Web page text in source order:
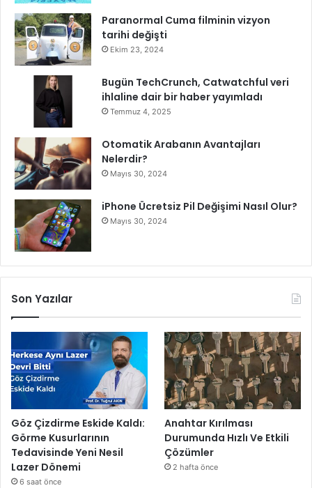
e
k
o
y
z
Paranormal Cuma filminin vizyon
tarihi değişti
Ekim 23, 2024
Bugün TechCrunch, Catwatchful veri
ihlaline dair bir haber yayımladı
Temmuz 4, 2025
Otomatik Arabanın Avantajları
Nelerdir?
Mayıs 30, 2024
iPhone Ücretsiz Pil Değişimi Nasıl Olur?
Mayıs 30, 2024
Son Yazılar
Göz Çizdirme Eskide Kaldı:
Görme Kusurlarının
Tedavisinde Yeni Nesil
Lazer Dönemi
6 saat önce
Anahtar Kırılması
Durumunda Hızlı Ve Etkili
Çözümler
2 hafta önce